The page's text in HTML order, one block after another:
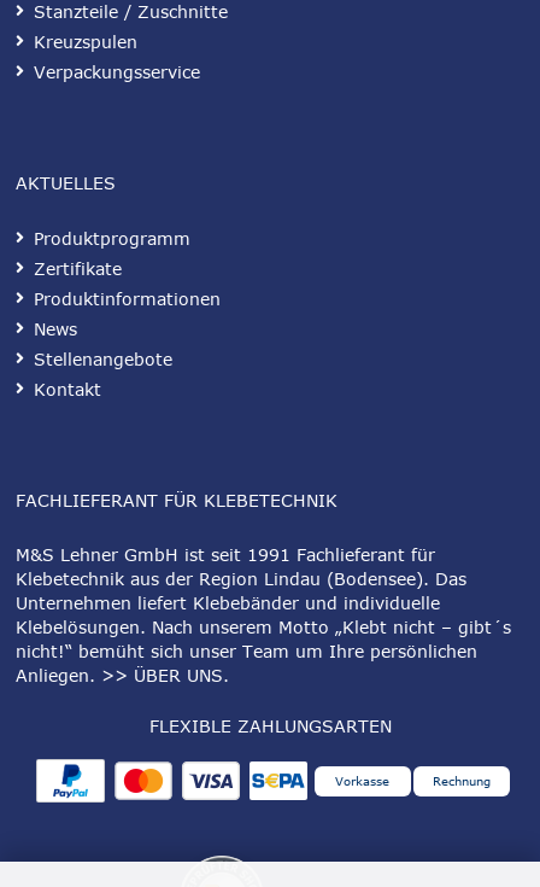
Stanzteile / Zuschnitte
Kreuzspulen
Verpackungsservice
FACHLIEFERANT FÜR KLEBETECHNIK
M&S Lehner GmbH ist seit 1991 Fachlieferant für
Klebetechnik aus der Region Lindau (Bodensee). Das
Unternehmen liefert Klebebänder und individuelle
Klebelösungen. Nach unserem Motto „Klebt nicht – gibt´s
nicht!“ bemüht sich unser Team um Ihre persönlichen
Anliegen. >> ÜBER UNS.
FLEXIBLE ZAHLUNGSARTEN
Vorkasse Rechnung
AKTUELLES
Produktprogramm
Zertifikate
Produktinformationen
News
Stellenangebote
Kontakt